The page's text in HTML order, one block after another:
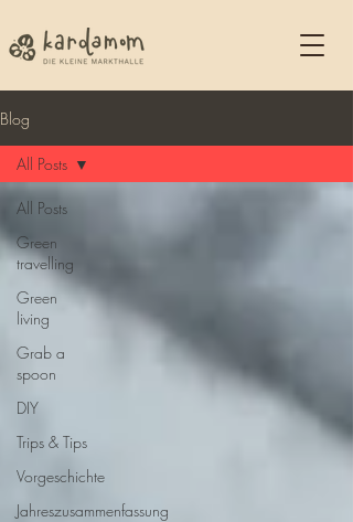
Blog
All Posts
Green
travelling
Green
living
Grab a
spoon
DIY
Trips & Tips
Vorgeschichte
Jahreszusammenfassung
All Posts